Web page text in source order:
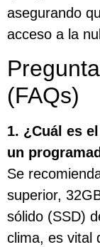
asegurando
acceso a la
(FAQs)
1. ¿Cuál es
un
Se
superior,
sólido (SSD)
clima, es vital